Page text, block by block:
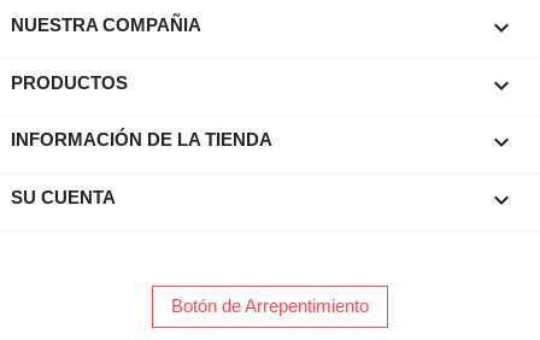
NUESTRA COMPAÑIA 
PRODUCTOS 
INFORMACIÓN DE LA TIENDA keyboard_arrow_down
SU CUENTA 
Botón de Arrepentimiento